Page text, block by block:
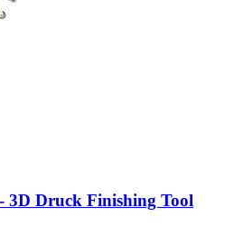
3D Druck Finishing Tool